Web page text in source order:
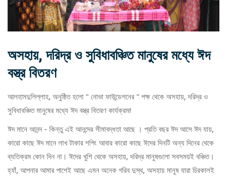
অসহায়, দরিদ্র ও সুবিধাবঞ্চিত মানুষের মধ্যে ঈদ
বস্ত্র বিতরণ
আলহামদুলিল্লাহ, অনুষ্ঠিত হলো " নোভা ফাউন্ডেশনের " পক্ষ থেকে অসহায়, দরিদ্র ও
সুবিধাবঞ্চিত মানুষের মধ্যে ঈদ বস্ত্র বিতরণ কার্যক্রম!
ঈদ মানে আনন্দ - কিন্তু এই আনন্দের সীমাবদ্ধতা আছে । প্রতি বছর ঈদ আসে ঈদ যায়,
কারো কাছে ঈদ মানে লাখ টাকার শপিং আবার কারো কাছে ঈদের দিনটি অন্য দিনের থেকে
ব্যতিক্রম কোন দিন না। ঈদের খুশি থেকে অসহায়, দরিদ্র মানুষগুলো সবসময়ই বঞ্চিত।
হ্যাঁ, আপনার আমার পাশেই আছে এমন অনেক গরিব দুস্থ, অসহায় মানুষ যারা চিরকালই